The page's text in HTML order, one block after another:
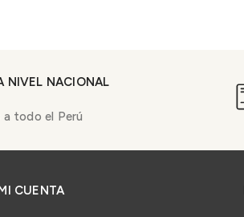
NIVEL NACIONAL
a todo el Perú
CUENTA